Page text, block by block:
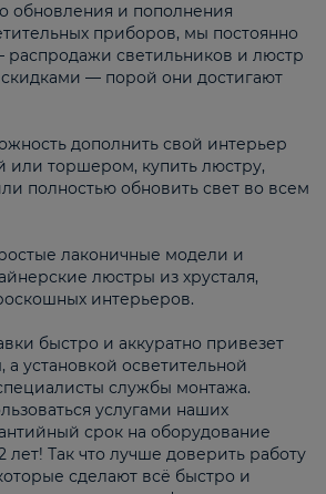
обновления и пополнения
приборов, мы постоянно
светильников и люстр
— порой они достигают
дополнить свой интерьер
или торшером, купить люстру,
полностью обновить свет во всем
лаконичные модели и
люстры из хрусталя,
интерьеров.
быстро и аккуратно привезет
а установкой осветительной
службы монтажа.
услугами наших
срок на оборудование
лет! Так что лучше доверить работу
сделают всё быстро и